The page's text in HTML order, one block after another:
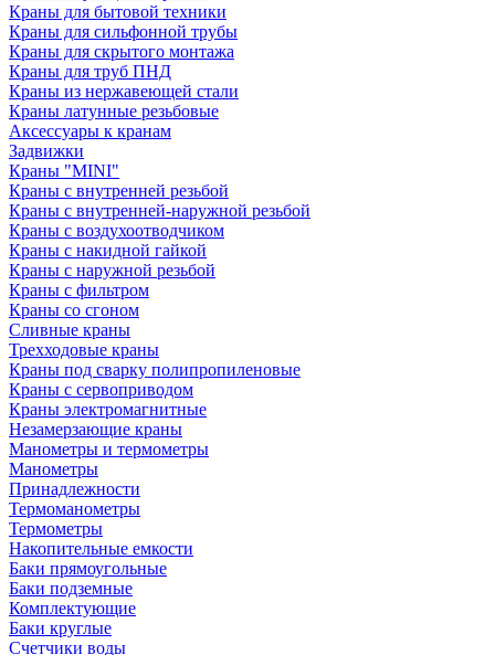
Краны для бытовой техники
Краны для сильфонной трубы
Краны для скрытого монтажа
Краны для труб ПНД
Краны из нержавеющей стали
Краны латунные резьбовые
Аксессуары к кранам
Задвижки
Краны "MINI"
Краны с внутренней резьбой
Краны с внутренней-наружной резьбой
Краны с воздухоотводчиком
Краны с накидной гайкой
Краны с наружной резьбой
Краны с фильтром
Краны со сгоном
Сливные краны
Трехходовые краны
Краны под сварку полипропиленовые
Краны с сервоприводом
Краны электромагнитные
Незамерзающие краны
Манометры и термометры
Манометры
Принадлежности
Термоманометры
Термометры
Накопительные емкости
Баки прямоугольные
Баки подземные
Комплектующие
Баки круглые
Счетчики воды